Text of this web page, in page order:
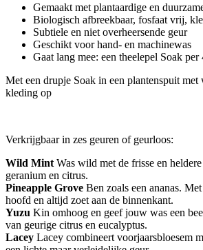
Gemaakt met plantaardige en
Biologisch afbreekbaar, fosfaat vrij,
Subtiele en niet overheersende geur
Geschikt voor hand- en machinewas
Gaat lang mee: een theelepel Soak
Met een drupje Soak in een plantenspuit
kleding op
Verkrijgbaar in zes geuren of geurloos:
Wild Mint Was wild met de frisse en
geranium en citrus.
Pineapple Grove Ben zoals een ananas.
hoofd en altijd zoet aan de binnenkant.
Yuzu Kin omhoog en geef jouw was een
van geurige citrus en eucalyptus.
Lacey Lacey combineert voorjaarsbloesem